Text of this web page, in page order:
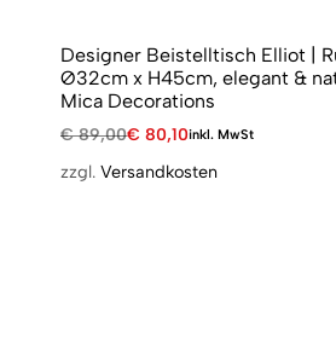
Designer Beistelltisch Elliot |
Ø32cm x H45cm, elegant &
Mica Decorations
€89,00€ 80,10inkl. MwSt
zzgl. Versandkosten